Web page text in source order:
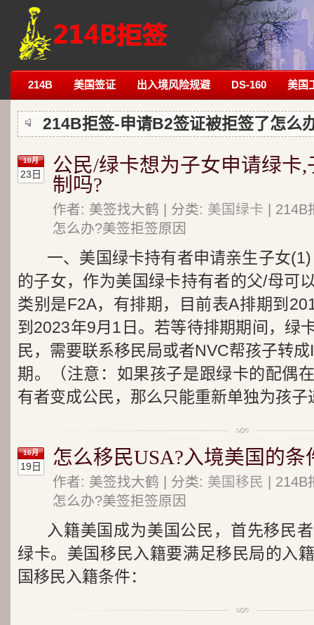
214B 美国签证 出入境风险规避 DS-160 美国
214B拒签-申请B2签证被拒签了怎么
10月
23日
公民/绿卡想为子女申请绿卡
制吗?
作者: 美签找大鹤 | 分类: 美国绿卡 |
怎么办?美签拒签原因
一、美国绿卡持有者申请亲生子女
的子女，作为美国绿卡持有者的父/母可
类别是F2A，有排期，目前表A排期到
到2023年9月1日。若等待排期期间，绿
民，需要联系移民局或者NVC帮孩子转
期。（注意：如果孩子是跟绿卡的配偶
有者变成公民，那么只能重新单独为孩
10月
19日 怎么移民USA?入境美国的条
作者: 美签找大鹤 | 分类: 美国移民 |
怎么办?美签拒签原因
入籍美国成为美国公民，首先移民
绿卡。美国移民入籍要满足移民局的入
国移民入籍条件：